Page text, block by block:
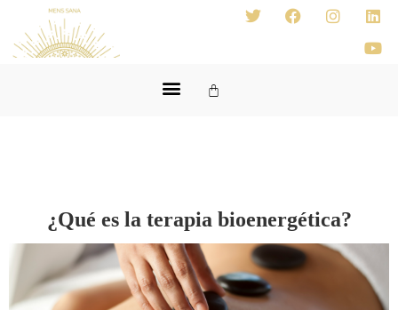
¿Qué es la terapia bioenergética?